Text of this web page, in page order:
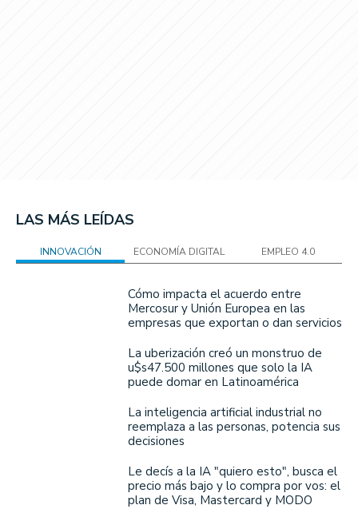
LAS MÁS LEÍDAS
INNOVACIÓN ECONOMÍA DIGITAL EMPLEO 4.0
Cómo impacta el acuerdo entre
Mercosur y Unión Europea en las
empresas que exportan o dan servicios
La uberización creó un monstruo de
u$s47.500 millones que solo la IA
puede domar en Latinoamérica
La inteligencia artificial industrial no
reemplaza a las personas, potencia sus
decisiones
Le decís a la IA "quiero esto", busca el
precio más bajo y lo compra por vos: el
plan de Visa, Mastercard y MODO